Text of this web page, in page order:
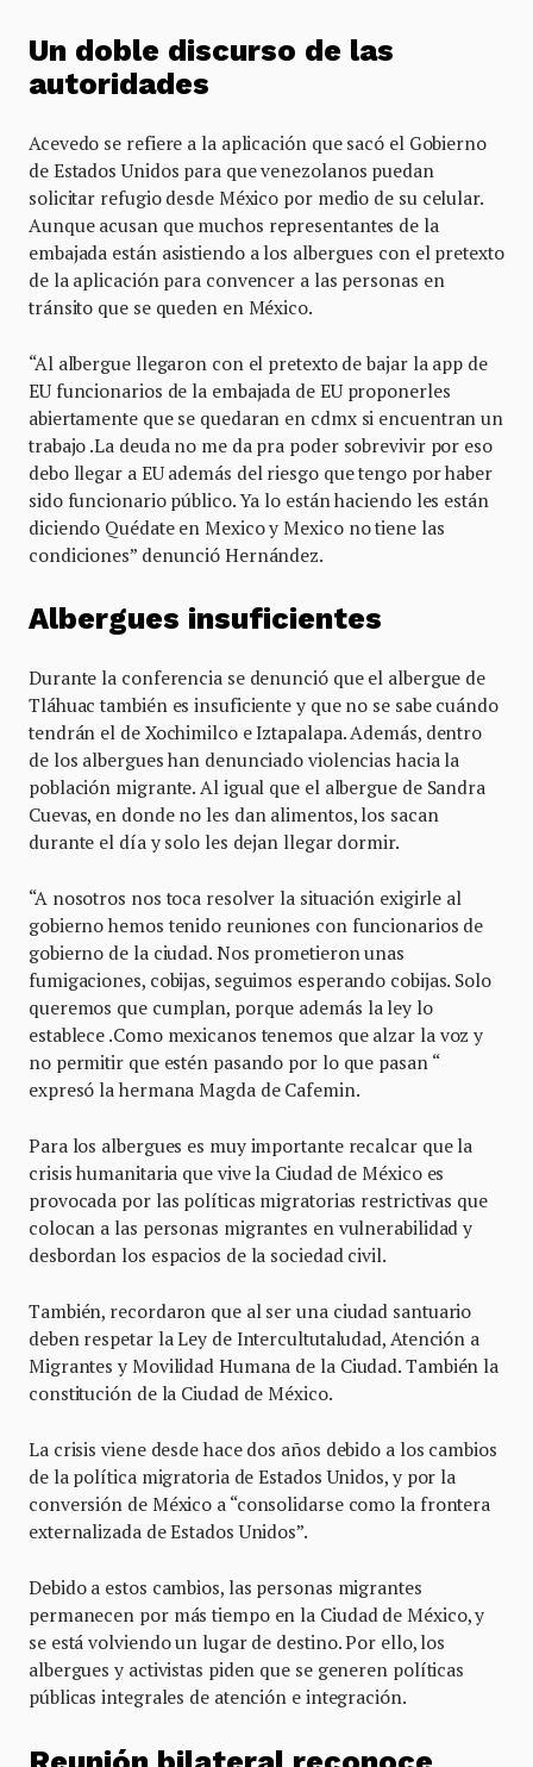
Un doble discurso de las
autoridades
Acevedo se refiere a la aplicación que sacó el Gobierno
de Estados Unidos para que venezolanos puedan
solicitar refugio desde México por medio de su celular.
Aunque acusan que muchos representantes de la
embajada están asistiendo a los albergues con el pretexto
de la aplicación para convencer a las personas en
tránsito que se queden en México.
“Al albergue llegaron con el pretexto de bajar la app de
EU funcionarios de la embajada de EU proponerles
abiertamente que se quedaran en cdmx si encuentran un
trabajo .La deuda no me da pra poder sobrevivir por eso
debo llegar a EU además del riesgo que tengo por haber
sido funcionario público. Ya lo están haciendo les están
diciendo Quédate en Mexico y Mexico no tiene las
condiciones” denunció Hernández.
Albergues insuficientes
Durante la conferencia se denunció que el albergue de
Tláhuac también es insuficiente y que no se sabe cuándo
tendrán el de Xochimilco e Iztapalapa. Además, dentro
de los albergues han denunciado violencias hacia la
población migrante. Al igual que el albergue de Sandra
Cuevas, en donde no les dan alimentos, los sacan
durante el día y solo les dejan llegar dormir.
“A nosotros nos toca resolver la situación exigirle al
gobierno hemos tenido reuniones con funcionarios de
gobierno de la ciudad. Nos prometieron unas
fumigaciones, cobijas, seguimos esperando cobijas. Solo
queremos que cumplan, porque además la ley lo
establece .Como mexicanos tenemos que alzar la voz y
no permitir que estén pasando por lo que pasan “
expresó la hermana Magda de Cafemin.
Para los albergues es muy importante recalcar que la
crisis humanitaria que vive la Ciudad de México es
provocada por las políticas migratorias restrictivas que
colocan a las personas migrantes en vulnerabilidad y
desbordan los espacios de la sociedad civil.
También, recordaron que al ser una ciudad santuario
deben respetar la Ley de Intercultutaludad, Atención a
Migrantes y Movilidad Humana de la Ciudad. También la
constitución de la Ciudad de México.
La crisis viene desde hace dos años debido a los cambios
de la política migratoria de Estados Unidos, y por la
conversión de México a “consolidarse como la frontera
externalizada de Estados Unidos”.
Debido a estos cambios, las personas migrantes
permanecen por más tiempo en la Ciudad de México, y
se está volviendo un lugar de destino. Por ello, los
albergues y activistas piden que se generen políticas
públicas integrales de atención e integración.